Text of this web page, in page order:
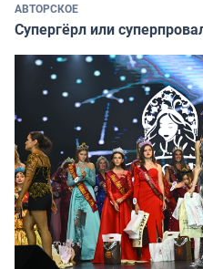
АВТОРСКОЕ
Супергёрл или